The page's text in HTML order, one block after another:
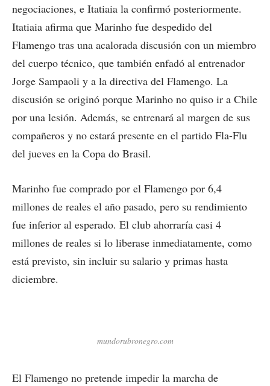
negociaciones, e Itatiaia la confirmó posteriormente.
Itatiaia afirma que Marinho fue despedido del
Flamengo tras una acalorada discusión con un miembro
del cuerpo técnico, que también enfadó al entrenador
Jorge Sampaoli y a la directiva del Flamengo. La
discusión se originó porque Marinho no quiso ir a Chile
por una lesión. Además, se entrenará al margen de sus
compañeros y no estará presente en el partido Fla-Flu
del jueves en la Copa do Brasil.
Marinho fue comprado por el Flamengo por 6,4
millones de reales el año pasado, pero su rendimiento
fue inferior al esperado. El club ahorraría casi 4
millones de reales si lo liberase inmediatamente, como
está previsto, sin incluir su salario y primas hasta
diciembre.
mundorubronegro.com
El Flamengo no pretende impedir la marcha de